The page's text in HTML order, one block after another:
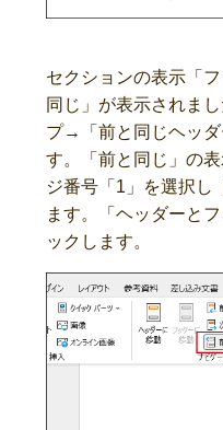
セクションの表示「
同じ」が表示されま
プ→「前と同じヘッダ
す。「前と同じ」の
ジ番号「1」を選択し
ます。「ヘッダーと
ックします。